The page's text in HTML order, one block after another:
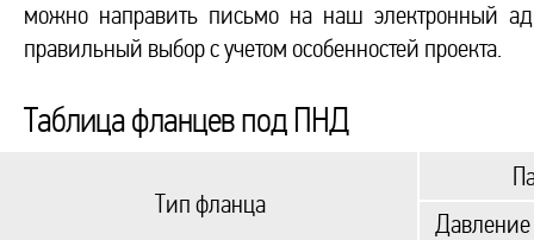
можно направить письмо на наш электронный
правильный выбор с учетом особенностей проекта.
Таблица фланцев под ПНД
Тип фланца
Давление